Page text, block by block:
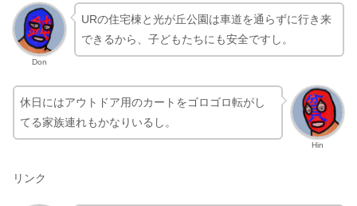
Don
URの住宅棟と光が丘公園は車道を通らずに行き来
できるから、子どもたちにも安全ですし。
Hin
休日にはアウトドア用のカートをゴロゴロ転がし
てる家族連れもかなりいるし。
リンク